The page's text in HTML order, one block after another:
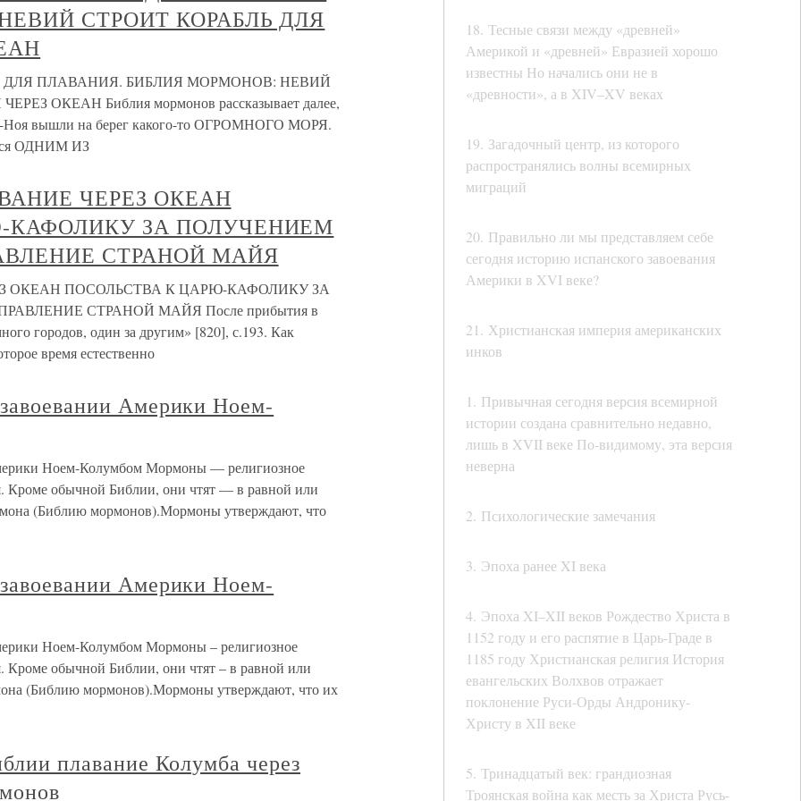
18. Тесные связи между «древней»
Америкой и «древней» Евразией хорошо
известны Но начались они не в
«древности», а в XIV–XV веках
19. Загадочный центр, из которого
распространялись волны всемирных
миграций
20. Правильно ли мы представляем себе
сегодня историю испанского завоевания
Америки в XVI веке?
21. Христианская империя американских
инков
1. Привычная сегодня версия всемирной
истории создана сравнительно недавно,
лишь в XVII веке По-видимому, эта версия
неверна
2. Психологические замечания
3. Эпоха ранее XI века
4. Эпоха XI–XII веков Рождество Христа в
1152 году и его распятие в Царь-Граде в
1185 году Христианская религия История
евангельских Волхвов отражает
поклонение Руси-Орды Андронику-
Христу в XII веке
5. Тринадцатый век: грандиозная
Троянская война как месть за Христа Русь-
СТРОИТ КОРАБЛЬ ДЛЯ
ДЛЯ ПЛАВАНИЯ. БИБЛИЯ МОРМОНОВ: НЕВИЙ
ОКЕАН Библия мормонов рассказывает далее,
Ноя вышли на берег какого-то ОГРОМНОГО МОРЯ.
ОДНИМ ИЗ
ЧЕРЕЗ ОКЕАН
КАФОЛИКУ ЗА ПОЛУЧЕНИЕМ
СТРАНОЙ МАЙЯ
ОКЕАН ПОСОЛЬСТВА К ЦАРЮ-КАФОЛИКУ ЗА
СТРАНОЙ МАЙЯ После прибытия в
городов, один за другим» [820], с.193. Как
время естественно
Америки Ноем-
Ноем-Колумбом Мормоны — религиозное
Кроме обычной Библии, они чтят — в равной или
(Библию мормонов).Мормоны утверждают, что
Америки Ноем-
Ноем-Колумбом Мормоны – религиозное
Кроме обычной Библии, они чтят – в равной или
(Библию мормонов).Мормоны утверждают, что их
плавание Колумба через